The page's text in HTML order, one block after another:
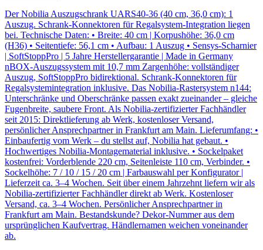
Der Nobilia Auszugschrank UARS40-36 (40 cm, 36,0 cm): 1
Auszug. Schrank-Konnektoren für Regalsystem-Integration liegen
bei. Technische Daten: • Breite: 40 cm | Korpushöhe: 36,0 cm
(H36) • Seitentiefe: 56,1 cm • Aufbau: 1 Auszug • Sensys-Scharnier
| SoftStoppPro | 5 Jahre Herstellergarantie | Made in Germany
nBOX-Auszugssystem mit 10,7 mm Zargenhöhe: vollständiger
Auszug, SoftStoppPro bidirektional. Schrank-Konnektoren für
Regalsystemintegration inklusive. Das Nobilia-Rastersystem n144:
Unterschränke und Oberschränke passen exakt zueinander – gleiche
Fugenbreite, saubere Front. Als Nobilia-zertifizierter Fachhändler
seit 2015: Direktlieferung ab Werk, kostenloser Versand,
persönlicher Ansprechpartner in Frankfurt am Main. Lieferumfang: •
Einbaufertig vom Werk – du stellst auf, Nobilia hat gebaut. •
Hochwertiges Nobilia-Montagematerial inklusive. • Sockelpaket
kostenfrei: Vorderblende 220 cm, Seitenleiste 110 cm, Verbinder. •
Sockelhöhe: 7 / 10 / 15 / 20 cm | Farbauswahl per Konfigurator |
Lieferzeit ca. 3–4 Wochen. Seit über einem Jahrzehnt liefern wir als
Nobilia-zertifizierter Fachhändler direkt ab Werk. Kostenloser
Versand, ca. 3–4 Wochen. Persönlicher Ansprechpartner in
Frankfurt am Main. Bestandskunde? Dekor-Nummer aus dem
ursprünglichen Kaufvertrag. Händlernamen weichen voneinander
ab.